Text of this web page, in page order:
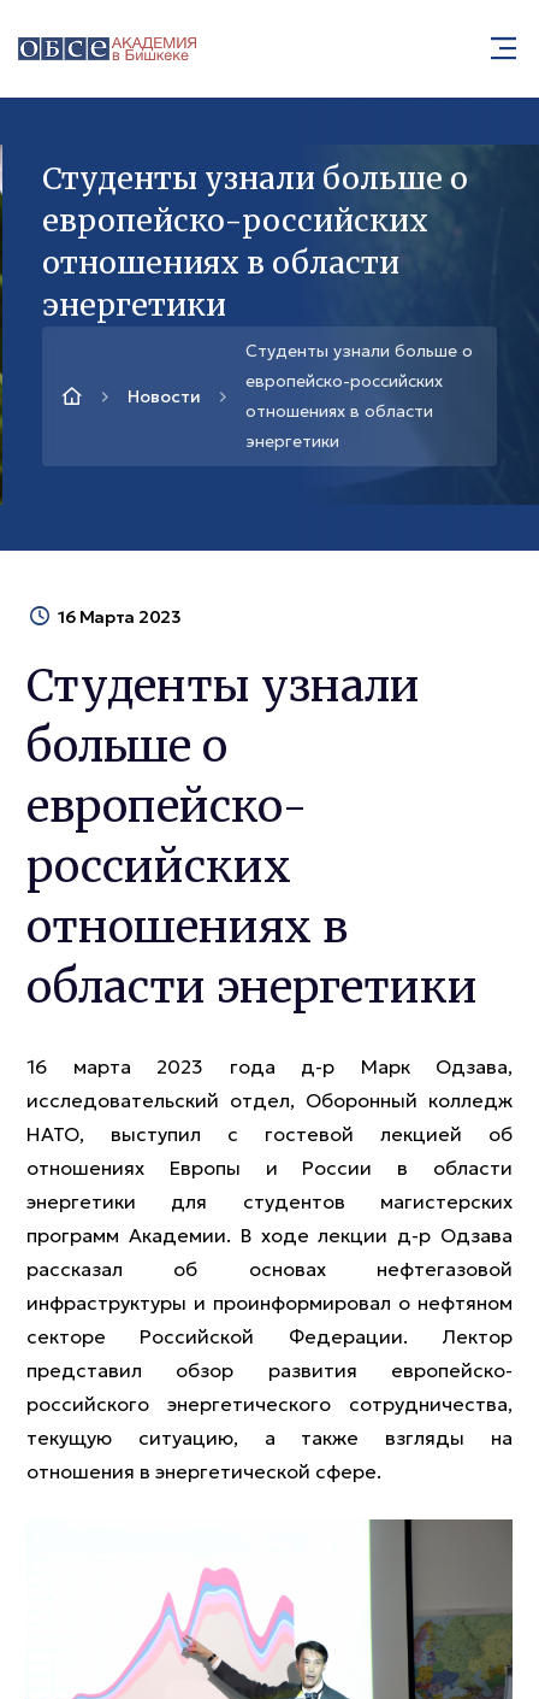
Студенты узнали больше о
европейско-российских
отношениях в области
энергетики
Новости
Студенты узнали больше о
европейско-российских
отношениях в области
энергетики
16 Марта 2023
Студенты узнали
больше о
европейско-
российских
отношениях в
области энергетики
16 марта 2023 года д-р Марк Одзава,
исследовательский отдел, Оборонный колледж
НАТО, выступил с гостевой лекцией об
отношениях Европы и России в области
энергетики для студентов магистерских
программ Академии. В ходе лекции д-р Одзава
рассказал об основах нефтегазовой
инфраструктуры и проинформировал о нефтяном
секторе Российской Федерации. Лектор
представил обзор развития европейско-
российского энергетического сотрудничества,
текущую ситуацию, а также взгляды на
отношения в энергетической сфере.